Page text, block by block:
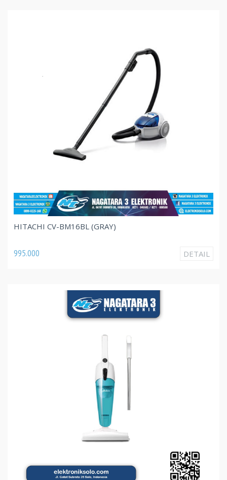
HITACHI CV-BM16BL (GRAY)
995.000 DETAIL